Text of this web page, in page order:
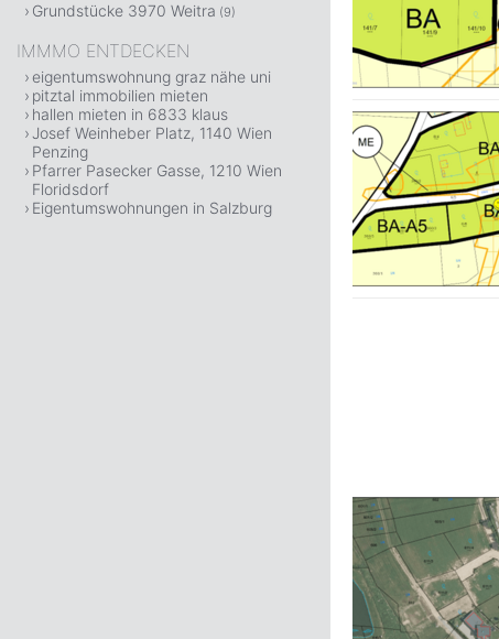
Grundstücke 3970 Weitra (9)
IMMMO ENTDECKEN
eigentumswohnung graz nähe uni
pitztal immobilien mieten
hallen mieten in 6833 klaus
Josef Weinheber Platz, 1140 Wien
Penzing
Pfarrer Pasecker Gasse, 1210 Wien
Floridsdorf
Eigentumswohnungen in Salzburg